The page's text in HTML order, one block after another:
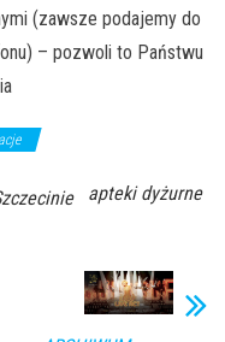
(zawsze podajemy do
– pozwoli to Państwu
apteki dyżurne